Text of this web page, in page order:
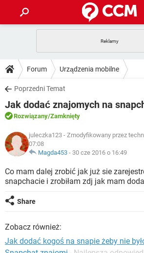
GRY WHATSAPP
SPOTIFY
INSTAGRAM
WINDOWS 10
PORADY
PlayStation TIKTOK
SPOTIFY
WINDOWS 10
DO POBRANIA
ANDROID TIKTOK
GRY
IOS NETFLIX
INSTAGRAM FACEBOOK
WINDOWS 10
FORUM
GRY
INSTAGRAM
WINDOWS 10
ARTYKUŁY
COVID-19 TIKTOK
GRY
INSTAGRAM
Forum Urządzenia mobilne
Poprzedni Temat
Jak dodać znajomych na
Rozwiązany/Zamknięty
juleczka123- Zmodyfikowany przez
07:08
Magda453- 30 cze 2016 o 16:49
Co mam dalej zrobić jak już sie
snapchacie i zrobiłam zdj jak mam
Share
Zobacz również:
Jak dodać kogoś na snapie żeby nie